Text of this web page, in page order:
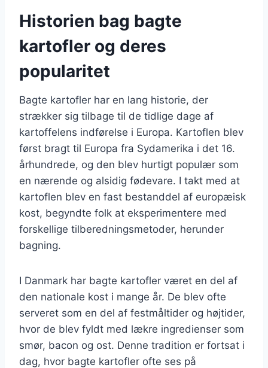
Historien bag bagte
kartofler og deres
popularitet
Bagte kartofler har en lang historie, der
strækker sig tilbage til de tidlige dage af
kartoffelens indførelse i Europa. Kartoflen blev
først bragt til Europa fra Sydamerika i det 16.
århundrede, og den blev hurtigt populær som
en nærende og alsidig fødevare. I takt med at
kartoflen blev en fast bestanddel af europæisk
kost, begyndte folk at eksperimentere med
forskellige tilberedningsmetoder, herunder
bagning.
I Danmark har bagte kartofler været en del af
den nationale kost i mange år. De blev ofte
serveret som en del af festmåltider og højtider,
hvor de blev fyldt med lækre ingredienser som
smør, bacon og ost. Denne tradition er fortsat i
dag, hvor bagte kartofler ofte ses på